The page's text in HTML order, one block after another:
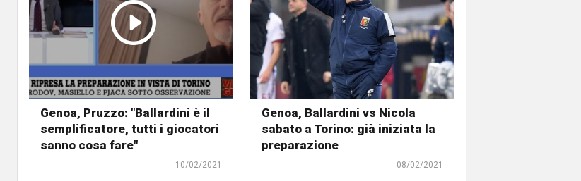
Genoa, Pruzzo: "Ballardini è il
semplificatore, tutti i giocatori
sanno cosa fare"
10/02/2021
Genoa, Ballardini vs Nicola
sabato a Torino: già iniziata la
preparazione
08/02/2021